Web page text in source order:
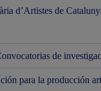
d’Artistes de
de
para la producción